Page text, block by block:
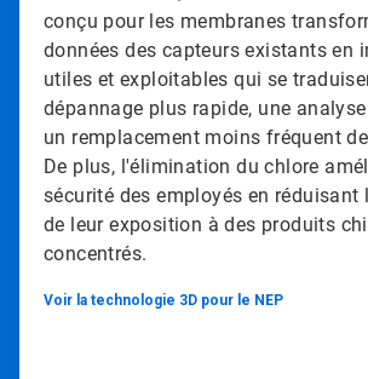
conçu pour les membranes
données des capteurs existants en
utiles et exploitables qui se
dépannage plus rapide, une
un remplacement moins fréquent
De plus, l'élimination du chlore
sécurité des employés en réduisant
de leur exposition à des produits
concentrés.​​​​​​​
Voir la technologie 3D pour le NEP